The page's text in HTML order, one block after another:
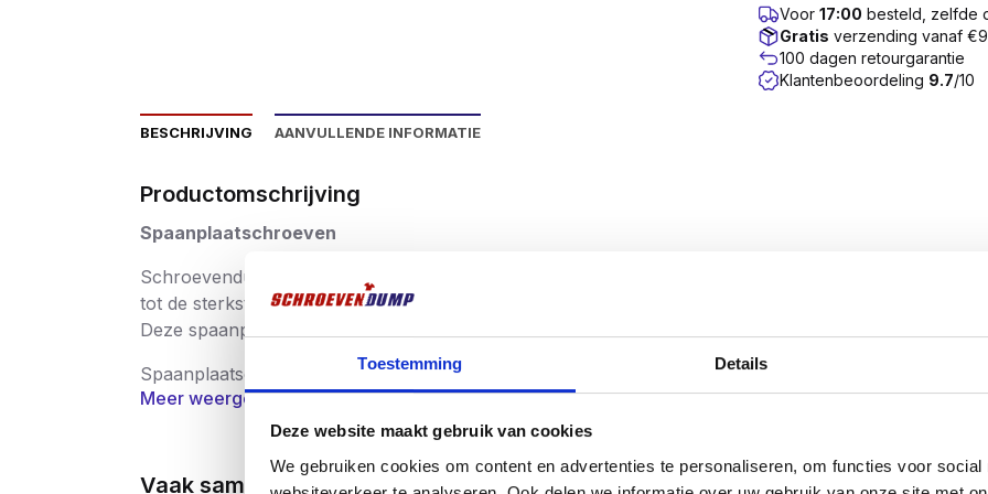
Toestemming Details
Deze website maakt gebruik van cookies
We gebruiken cookies om content en advertenties te personaliseren, om functies voor social
Voor 17:00 besteld, zelfde
Gratis verzending vanaf
100 dagen retourgarantie
Klantenbeoordeling 9.7/10
BESCHRIJVING AANVULLENDE INFORMATIE
Productomschrijving
Spaanplaatschroeven
Schroevendump spaanplaatschroeven hebben een Torx (TX) aandrijving. De schroef is uitgevoerd
tot de sterkste in zijn soort behoort.
Deze spaanplaatschroeven zijn verkrijgbaar in een verzinkte uitvoering.
Spaanplaatschroeven worden in zeer breed spectrum gebruikt en staan garant voor een
productie streng gecontroleerd waardoor u gegarandeerd enkel met hoogwaardige
schroeven hebben dan ook een CE keurmerk waarmee de producent aangeeft dat het product
Meer weergeven
Vaak samen gekocht